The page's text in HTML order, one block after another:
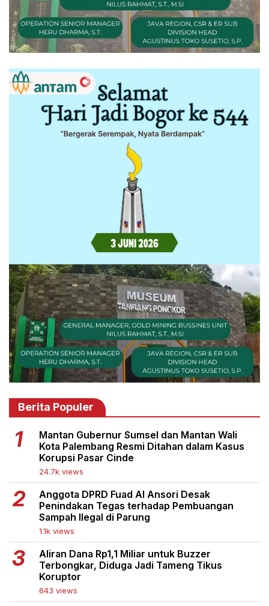
Berita Populer
Mantan Gubernur Sumsel dan Mantan Wali
Kota Palembang Resmi Ditahan dalam Kasus
Korupsi Pasar Cinde
24.7k views
Anggota DPRD Fuad Al Ansori Desak
Penindakan Tegas terhadap Pembuangan
Sampah Ilegal di Parung
1.1k views
Aliran Dana Rp1,1 Miliar untuk Buzzer
Terbongkar, Diduga Jadi Tameng Tikus
Koruptor
643 views